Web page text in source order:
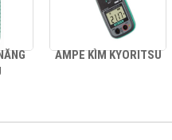
AMPE KÌM KYORITSU